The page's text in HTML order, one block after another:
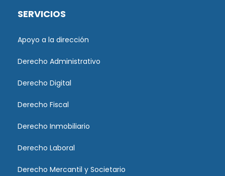
SERVICIOS
Apoyo a la dirección
Derecho Administrativo
Derecho Digital
Derecho Fiscal
Derecho Inmobiliario
Derecho Laboral
Derecho Mercantil y Societario